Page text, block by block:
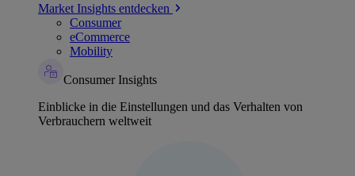
Market Insights entdecken
Consumer
eCommerce
Mobility
Consumer Insights
Einblicke in die Einstellungen und das Verhalten von
Verbrauchern weltweit